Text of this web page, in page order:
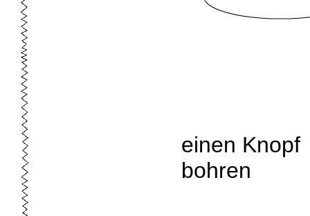
einen Knopf
bohren